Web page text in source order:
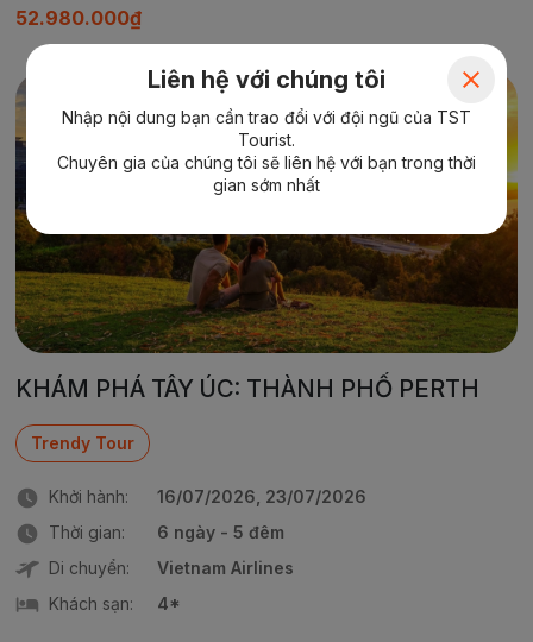
52.980.000₫
Yêu thích
KHÁM PHÁ TÂY ÚC: THÀNH PHỐ PERTH
Trendy Tour
Khởi hành:
16/07/2026, 23/07/2026
Thời gian:
6 ngày - 5 đêm
Di chuyển:
Vietnam Airlines
Khách sạn:
4*
Liên hệ với chúng tôi
Nhập nội dung bạn cần trao đổi với đội ngũ của TST
Tourist.
Chuyên gia của chúng tôi sẽ liên hệ với bạn trong thời
gian sớm nhất